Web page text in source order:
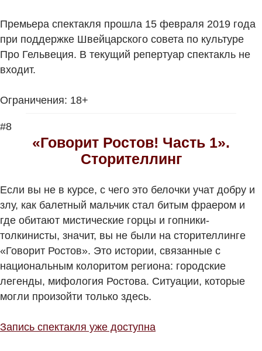
Премьера спектакля прошла 15 февраля 2019 года
при поддержке Швейцарского совета по культуре
Про Гельвеция. В текущий репертуар спектакль не
входит.
Ограничения: 18+
#8
«Говорит Ростов! Часть 1».
Сторителлинг
Если вы не в курсе, с чего это белочки учат добру и
злу, как балетный мальчик стал битым фраером и
где обитают мистические горцы и гопники-
толкинисты, значит, вы не были на сторителлинге
«Говорит Ростов». Это истории, связанные с
национальным колоритом региона: городские
легенды, мифология Ростова. Ситуации, которые
могли произойти только здесь.
Запись спектакля уже доступна